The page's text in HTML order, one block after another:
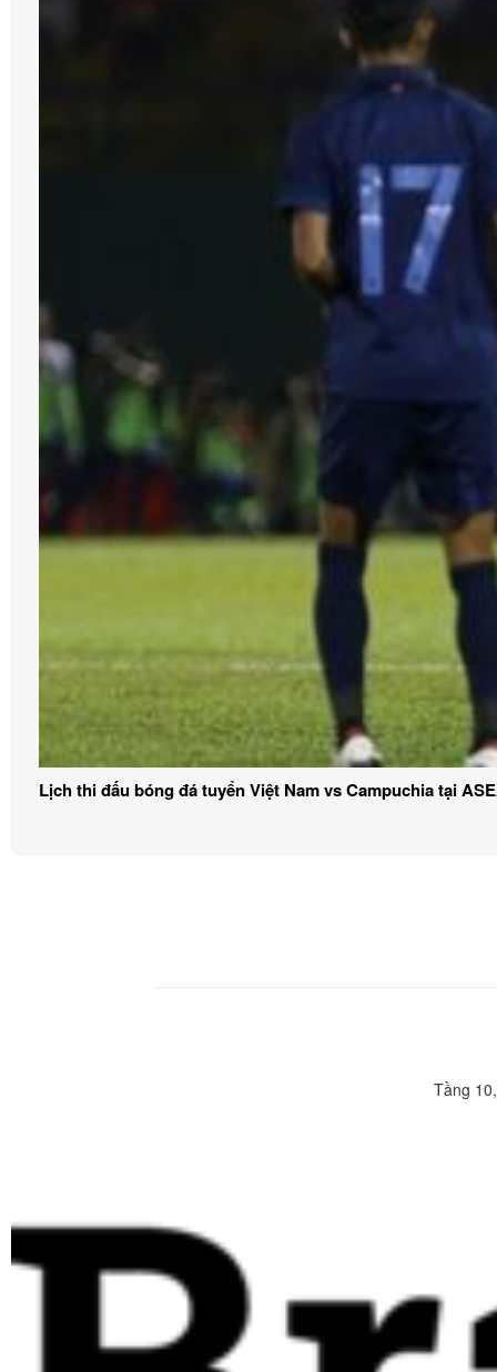
Lịch thi đấu bóng đá tuyển Việt Nam vs Campuchia tại
Tầng